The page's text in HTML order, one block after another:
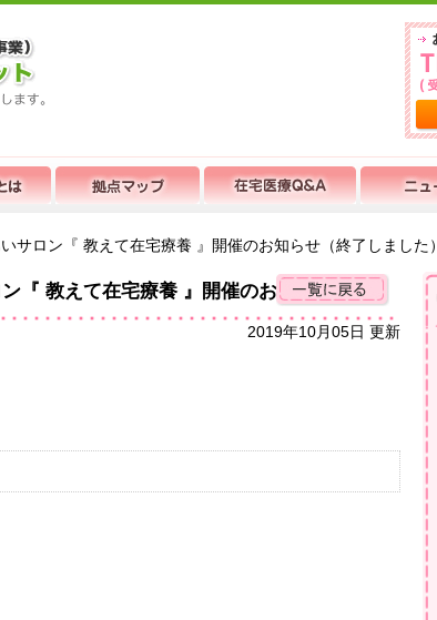
サロン『 教えて在宅療養 』開催のお知らせ（終了しました）
『 教えて在宅療養 』開催のお知らせ（終了
2019年10月05日 更新